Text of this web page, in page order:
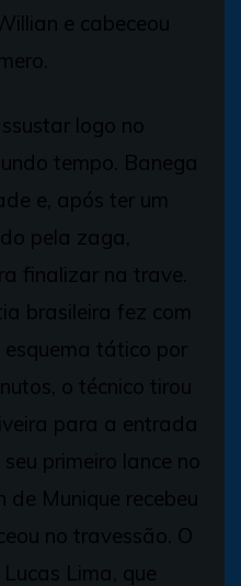
e cabeceou
logo no
tempo. Banega
e, após ter um
pela zaga,
finalizar na trave.
brasileira fez com
tático por
o técnico tirou
para a entrada
primeiro lance no
de Munique recebeu
no travessão. O
Lima, que